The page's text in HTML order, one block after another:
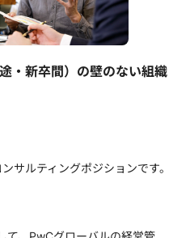
・新卒間）の壁のない組織
サルティングポジションです。